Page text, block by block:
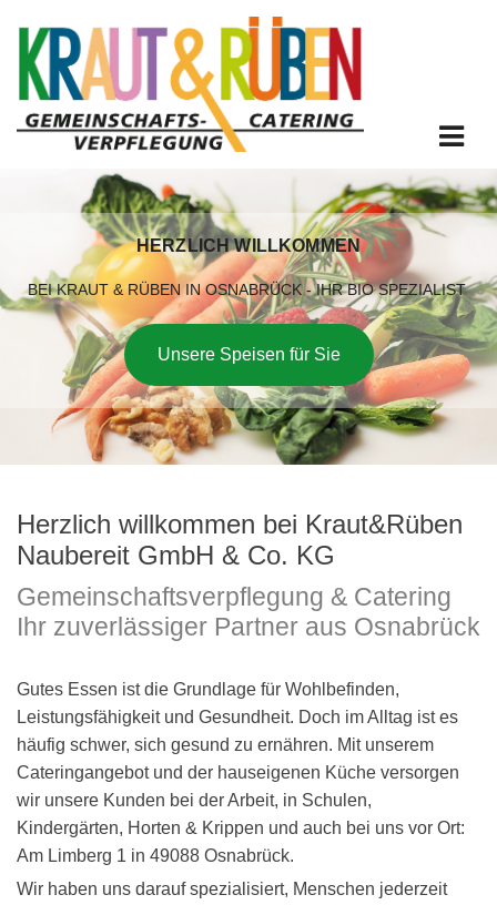
HERZLICH WILLKOMMEN
BEI KRAUT & RÜBEN IN OSNABRÜCK - IHR BIO SPEZIALIST
Unsere Speisen für Sie
Herzlich willkommen bei Kraut&Rüben
Naubereit GmbH & Co. KG
Gemeinschaftsverpflegung & Catering
Ihr zuverlässiger Partner aus Osnabrück
Gutes Essen ist die Grundlage für Wohlbefinden,
Leistungsfähigkeit und Gesundheit. Doch im Alltag ist es
häufig schwer, sich gesund zu ernähren. Mit unserem
Cateringangebot und der hauseigenen Küche versorgen
wir unsere Kunden bei der Arbeit, in Schulen,
Kindergärten, Horten & Krippen und auch bei uns vor Ort:
Am Limberg 1 in 49088 Osnabrück.
Wir haben uns darauf spezialisiert, Menschen jederzeit